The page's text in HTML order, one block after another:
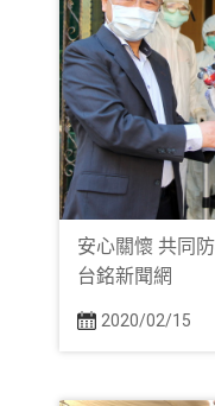
安心關懷 共同
台銘新聞網
2020/02/15